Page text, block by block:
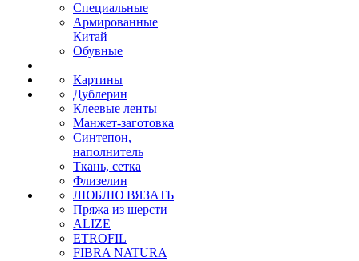
Специальные
Армированные
Китай
Обувные
Картины
Дублерин
Клеевые ленты
Манжет-заготовка
Синтепон,
наполнитель
Ткань, сетка
Флизелин
ЛЮБЛЮ ВЯЗАТЬ
Пряжа из шерсти
ALIZE
ETROFIL
FIBRA NATURA